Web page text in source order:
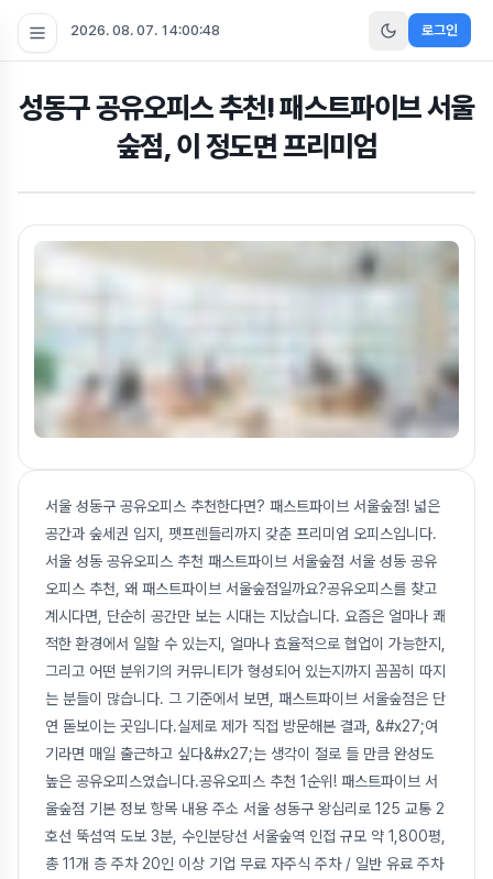
2026. 08. 07. 14:00:49 로그인
성동구 공유오피스 추천! 패스트파이브 서울
숲점, 이 정도면 프리미엄
서울 성동구 공유오피스 추천한다면? 패스트파이브 서울숲점! 넓은
공간과 숲세권 입지, 펫프렌들리까지 갖춘 프리미엄 오피스입니다.
서울 성동 공유오피스 추천 패스트파이브 서울숲점 서울 성동 공유
오피스 추천, 왜 패스트파이브 서울숲점일까요?공유오피스를 찾고
계시다면, 단순히 공간만 보는 시대는 지났습니다. 요즘은 얼마나 쾌
적한 환경에서 일할 수 있는지, 얼마나 효율적으로 협업이 가능한지,
그리고 어떤 분위기의 커뮤니티가 형성되어 있는지까지 꼼꼼히 따지
는 분들이 많습니다. 그 기준에서 보면, 패스트파이브 서울숲점은 단
연 돋보이는 곳입니다.실제로 제가 직접 방문해본 결과, &#x27;여
기라면 매일 출근하고 싶다&#x27;는 생각이 절로 들 만큼 완성도
높은 공유오피스였습니다.공유오피스 추천 1순위! 패스트파이브 서
울숲점 기본 정보 항목 내용 주소 서울 성동구 왕십리로 125 교통 2
호선 뚝섬역 도보 3분, 수인분당선 서울숲역 인접 규모 약 1,800평,
총 11개 층 주차 20인 이상 기업 무료 자주식 주차 / 일반 유료 주차